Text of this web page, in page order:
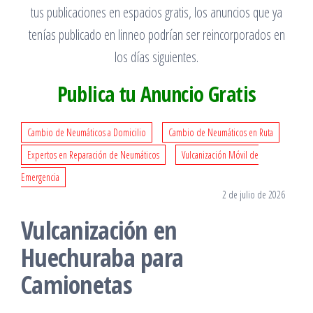
tus publicaciones en espacios gratis, los anuncios que ya
tenías publicado en linneo podrían ser reincorporados en
los días siguientes.
Publica tu Anuncio Gratis
Cambio de Neumáticos a Domicilio
Cambio de Neumáticos en Ruta
Expertos en Reparación de Neumáticos
Vulcanización Móvil de
Emergencia
2 de julio de 2026
Vulcanización en
Huechuraba para
Camionetas